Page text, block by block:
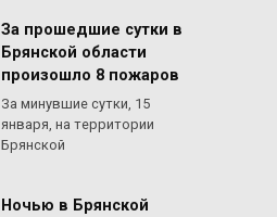
За прошедшие сутки в
Брянской области
произошло 8 пожаров
За минувшие сутки, 15
января, на территории
Брянской
Ночью в Брянской